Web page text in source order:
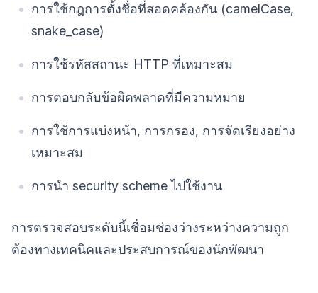
การใช้กฎการตั้งชื่อที่สอดคล้องกัน (camelCase,
snake_case)
การใช้รหัสสถานะ HTTP ที่เหมาะสม
การตอบกลับข้อผิดพลาดที่มีความหมาย
การใช้การแบ่งหน้า, การกรอง, การจัดเรียงอย่าง
เหมาะสม
การนำ security scheme ไปใช้งาน
การตรวจสอบระดับนี้เชื่อมช่องว่างระหว่างความถูก
ต้องทางเทคนิคและประสบการณ์ของนักพัฒนา